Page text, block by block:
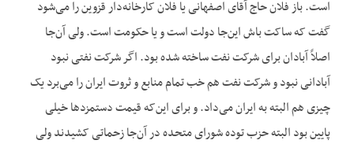
است. باز فلان حاج آقای اصفهانی یا فلان کارخانه‌دار قزوین را می‌شود
گفت که ساکت باش این‌جا دولت است و یا حکومت است. ولی آن‌جا
اصلاً آبادان برای شرکت نفت ساخته شده بود. اگر شرکت نفتی نبود
آبادانی نبود و شرکت نفت هم خب تمام منابع و ثروت ایران را می‌برد یک
چیزی هم البته به ایران می‌داد. و برای این‌که قیمت دستمزدها خیلی
پایین بود البته حزب توده شورای متحده در آن‌جا زحماتی کشیدند ولی